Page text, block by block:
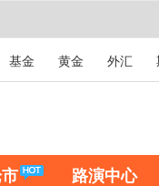
基金 黄金 外汇
路演中心